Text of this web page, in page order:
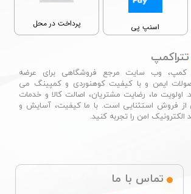
اسنپ پی پرداخت در محل
کمپ، وب سایت مرجع فروشگاهی برای عرضه
ایمن و با کیفیت کوهنوردی و کمپینگ می
اولویت ما، رضایت مشتریان، اصالت کالا و خدمات
فروش استثنایی است. با ما کیفیت، آسایش و
الکترونیک امن را تجربه کنید.​​​​​​​
تتراکمپ
تماس با ما